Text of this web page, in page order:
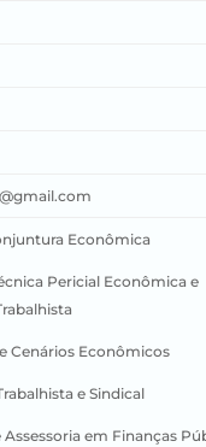
Econômica
Pericial Econômica e
Cenários Econômicos
e Sindical
em Finanças